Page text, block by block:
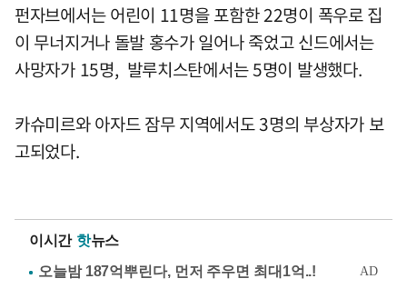
펀자브에서는 어린이 11명을 포함한 22명이 폭우로 집
이 무너지거나 돌발 홍수가 일어나 죽었고 신드에서는
사망자가 15명, 발루치스탄에서는 5명이 발생했다.
카슈미르와 아자드 잠무 지역에서도 3명의 부상자가 보
고되었다.
이시간 핫뉴스